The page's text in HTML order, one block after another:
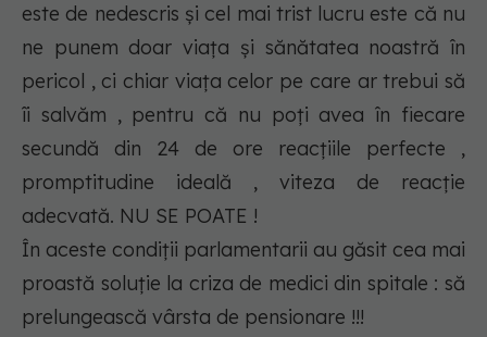
este de nedescris și cel mai trist lucru este că nu
ne punem doar viața și sănătatea noastră în
pericol , ci chiar viața celor pe care ar trebui să
îi salvăm , pentru că nu poți avea în fiecare
secundă din 24 de ore reacțiile perfecte ,
promptitudine ideală , viteza de reacție
adecvată. NU SE POATE !
În aceste condiții parlamentarii au găsit cea mai
proastă soluție la criza de medici din spitale : să
prelungească vârsta de pensionare !!!